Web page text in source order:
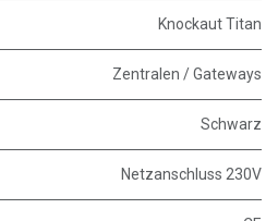
Knockaut Titan
Zentralen / Gateways
Schwarz
Netzanschluss 230V